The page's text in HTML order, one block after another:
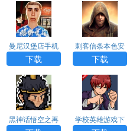
曼尼汉堡店手机
版下载
下载
刺客信条本色安
卓版下载
下载
黑神话悟空之再
学校英雄游戏下